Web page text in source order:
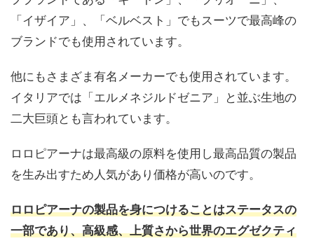
「イザイア」、「ベルベスト」でもスーツで最高峰の
ブランドでも使用されています。
他にもさまざま有名メーカーでも使用されています。
イタリアでは「エルメネジルドゼニア」と並ぶ生地の
二大巨頭とも言われています。
ロロピアーナは最高級の原料を使用し最高品質の製品
を生み出すため人気があり価格が高いのです。
ロロピアーナの製品を身につけることはステータスの
一部であり、高級感、上質さから世界のエグゼクティ